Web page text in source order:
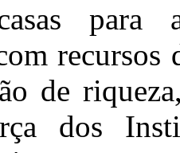
para
recursos
de
dos